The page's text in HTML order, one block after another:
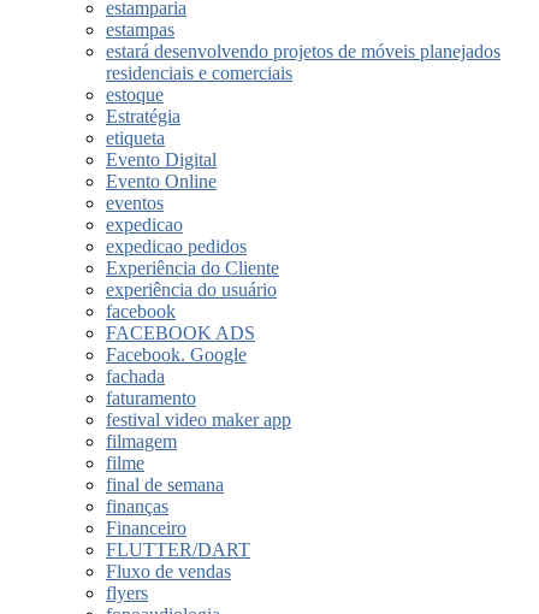
estamparia
estampas
estará desenvolvendo projetos de móveis planejados
residenciais e comerciais
estoque
Estratégia
etiqueta
Evento Digital
Evento Online
eventos
expedicao
expedicao pedidos
Experiência do Cliente
experiência do usuário
facebook
FACEBOOK ADS
Facebook. Google
fachada
faturamento
festival video maker app
filmagem
filme
final de semana
finanças
Financeiro
FLUTTER/DART
Fluxo de vendas
flyers